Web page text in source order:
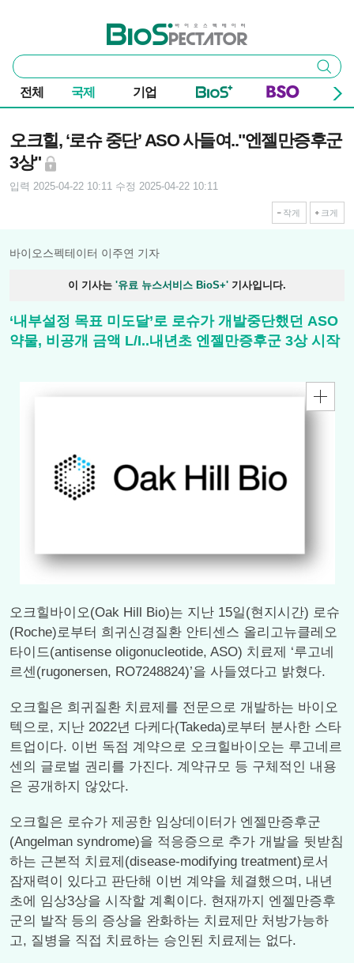
바이오스펙테이터
통
합
검
색
검색
전체 국제 기업
오크힐, ‘로슈 중단’ ASO 사들여.."엔젤만증후군
3상"
입력 2025-04-22 10:11 수정 2025-04-22 10:11
작게 크게
바이오스펙테이터 이주연 기자
이 기사는 '유료 뉴스서비스 BioS+' 기사입니다.
‘내부설정 목표 미도달’로 로슈가 개발중단했던 ASO
약물, 비공개 금액 L/I..내년초 엔젤만증후군 3상 시작
오크힐바이오(Oak Hill Bio)는 지난 15일(현지시간) 로슈
(Roche)로부터 희귀신경질환 안티센스 올리고뉴클레오
타이드(antisense oligonucleotide, ASO) 치료제 ‘루고네
르센(rugonersen, RO7248824)’을 사들였다고 밝혔다.
오크힐은 희귀질환 치료제를 전문으로 개발하는 바이오
텍으로, 지난 2022년 다케다(Takeda)로부터 분사한 스타
트업이다. 이번 독점 계약으로 오크힐바이오는 루고네르
센의 글로벌 권리를 가진다. 계약규모 등 구체적인 내용
은 공개하지 않았다.
오크힐은 로슈가 제공한 임상데이터가 엔젤만증후군
(Angelman syndrome)을 적응증으로 추가 개발을 뒷받침
하는 근본적 치료제(disease-modifying treatment)로서
잠재력이 있다고 판단해 이번 계약을 체결했으며, 내년
초에 임상3상을 시작할 계획이다. 현재까지 엔젤만증후
군의 발작 등의 증상을 완화하는 치료제만 처방가능하
고, 질병을 직접 치료하는 승인된 치료제는 없다.